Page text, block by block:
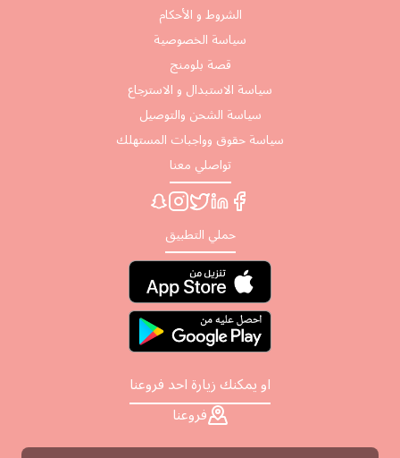
الشروط و الأحكام
سياسة الخصوصية
قصة بلومنج
سياسة الاستبدال و الاسترجاع
سياسة الشحن والتوصيل
سياسة حقوق وواجبات المستهلك
تواصلي معنا
حملي التطبيق
او يمكنك زيارة احد فروعنا
فروعنا